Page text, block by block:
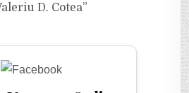
D. Cotea”